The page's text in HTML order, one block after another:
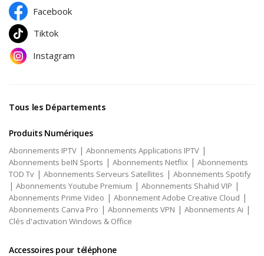
Facebook
Tiktok
Instagram
Tous les Départements
Produits Numériques
Abonnements IPTV | Abonnements Applications IPTV |
Abonnements beIN Sports | Abonnements Netflix | Abonnements
TOD Tv | Abonnements Serveurs Satellites | Abonnements Spotify
| Abonnements Youtube Premium | Abonnements Shahid VIP |
Abonnements Prime Video | Abonnement Adobe Creative Cloud |
Abonnements Canva Pro | Abonnements VPN | Abonnements Ai |
Clés d'activation Windows & Office
Accessoires pour téléphone